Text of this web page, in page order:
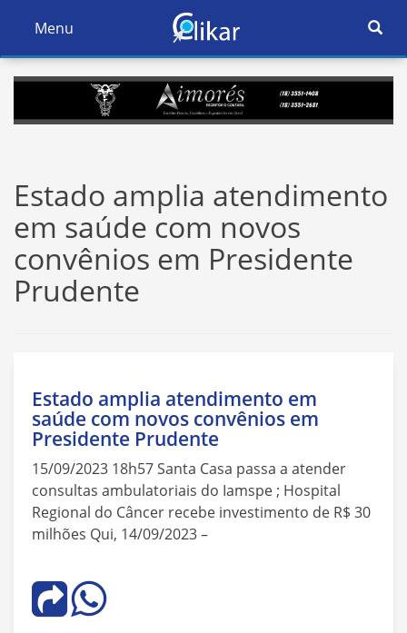
Ativar
Navegação
Menu
Ativar
Estado amplia atendimento
em saúde com novos
convênios em Presidente
Prudente
Estado amplia atendimento em
saúde com novos convênios em
Presidente Prudente
15/09/2023 18h57 Santa Casa passa a atender
consultas ambulatoriais do Iamspe ; Hospital
Regional do Câncer recebe investimento de R$ 30
milhões Qui, 14/09/2023 –